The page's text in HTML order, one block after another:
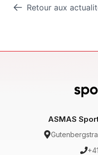
Retour aux
ASMAS